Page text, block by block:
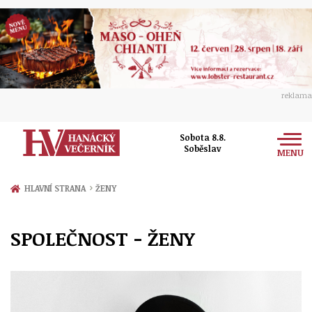
reklama
Sobota 8.8.
Soběslav
MENU
Zprávy
Politika
Kultura
Společnost
HLAVNÍ STRANA › ŽENY
SPOLEČNOST - ŽENY